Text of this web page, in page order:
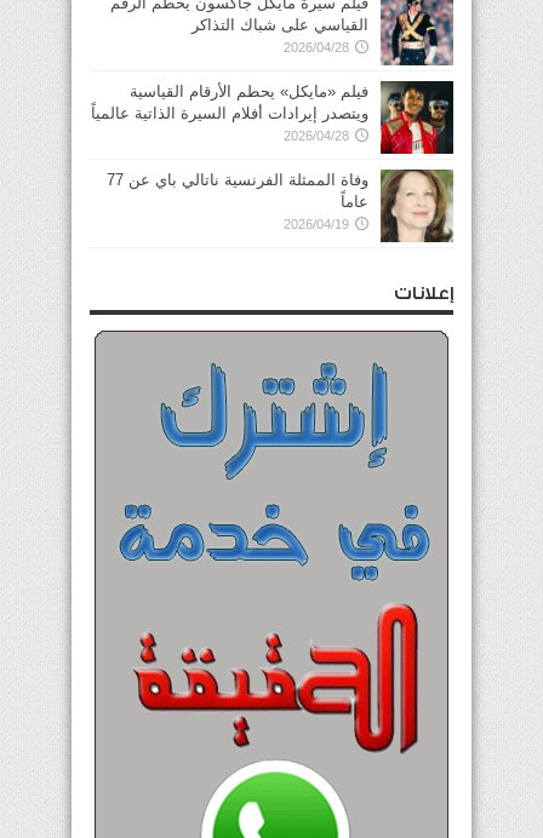
القياسي على شباك التذاكر
2026/04/28
فيلم «مايكل» يحطم الأرقام القياسية
ويتصدر إيرادات أفلام السيرة الذاتية عالمياً
2026/04/28
وفاة الممثلة الفرنسية ناتالي باي عن 77
عاماً
2026/04/19
إعلانات